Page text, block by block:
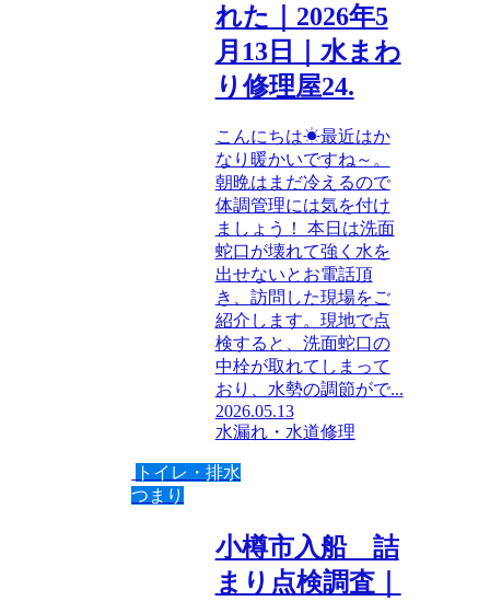
れた｜2026年5
月13日｜水まわ
り修理屋24.
こんにちは☀最近はか
なり暖かいですね～。
朝晩はまだ冷えるので
体調管理には気を付け
ましょう！ 本日は洗面
蛇口が壊れて強く水を
出せないとお電話頂
き、訪問した現場をご
紹介します。現地で点
検すると、洗面蛇口の
中栓が取れてしまって
おり、水勢の調節がで...
2026.05.13
水漏れ・水道修理
トイレ・排水
つまり
小樽市入船 詰
まり点検調査｜